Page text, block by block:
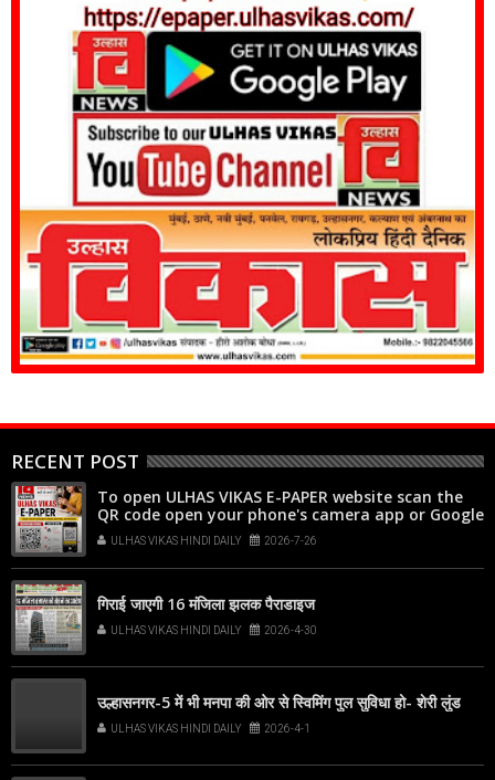
RECENT POST
To open ULHAS VIKAS E-PAPER website scan the
QR code open your phone's camera app or Google
Lens, point it at the code, and tap the web link
popup that appears on your screen
ULHAS VIKAS HINDI DAILY 2026-7-26
गिराई जाएगी 16 मंजिला झलक पैराडाइज
ULHAS VIKAS HINDI DAILY 2026-4-30
उल्हासनगर-5 में भी मनपा की ओर से स्विमिंग पुल सुविधा हो- शेरी लुंड
ULHAS VIKAS HINDI DAILY 2026-4-1